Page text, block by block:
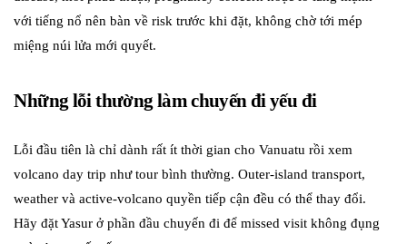
với tiếng nổ nên bàn về risk trước khi đặt, không chờ tới mép
miệng núi lửa mới quyết.
Những lỗi thường làm chuyến đi yếu đi
Lỗi đầu tiên là chỉ dành rất ít thời gian cho Vanuatu rồi xem
volcano day trip như tour bình thường. Outer-island transport,
weather và active-volcano quyền tiếp cận đều có thể thay đổi.
Hãy đặt Yasur ở phần đầu chuyến đi để missed visit không đụng